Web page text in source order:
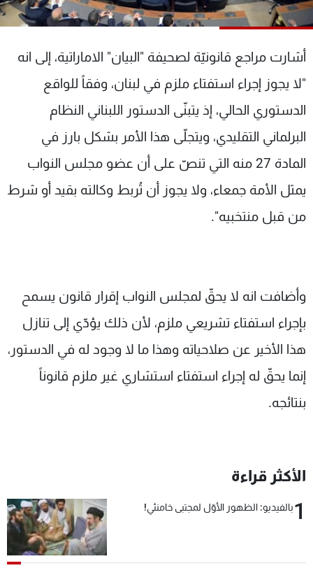
أشارت مراجع قانونيّة لصحيفة "البيان" الاماراتية، إلى انه
"لا يجوز إجراء استفتاء ملزم في لبنان، وفقاً للواقع
الدستوري الحالي، إذ يتبنّى الدستور اللبناني النظام
البرلماني التقليدي، ويتجلّى هذا الأمر بشكل بارز في
المادة 27 منه التي تنصّ على أن عضو مجلس النواب
يمثل الأمة جمعاء، ولا يجوز أن تُربط وكالته بقيد أو شرط
من قبل منتخبيه".
وأضافت انه لا يحقّ لمجلس النواب إقرار قانون يسمح
بإجراء استفتاء تشريعي ملزم، لأن ذلك يؤدّي إلى تنازل
هذا الأخير عن صلاحياته وهذا ما لا وجود له في الدستور،
إنما يحقّ له إجراء استفتاء استشاري غير ملزم قانوناً
بنتائجه.
الأكثر قراءة
1بالفيديو: الظهور الأوّل لمجتبى خامنئي!
شاهد البرامج
عن MTV
الإنـتـاج
لاعلاناتكم
وظائف
تواصل معنا
شروط الإسـتخدام